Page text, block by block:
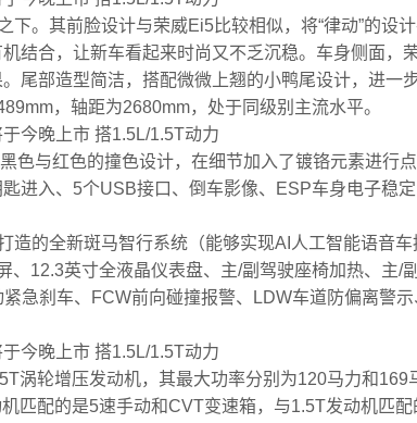
其前脸设计与荣威Ei5比较相似，将“律动”的设
结合，让新车看起来时尚又不乏沉稳。车身侧面，
尾部造型简洁，搭配微微上翘的小鸭尾设计，进一
，轴距为2680mm，处于同级别主流水平。
与红色的撞色设计，在细节加入了镀铬元素进行
进入、5个USB接口、倒车影像、ESP车身电子稳
的全新斑马智行系统（能够实现AI人工智能语音车
12.3英寸全液晶仪表盘、主/副驾驶座椅加热、主/
急刹车、FCW前向碰撞报警、LDW车道防偏离警
轮增压发动机，其最大功率分别为120马力和169
匹配的是5速手动和CVT变速箱，与1.5T发动机匹